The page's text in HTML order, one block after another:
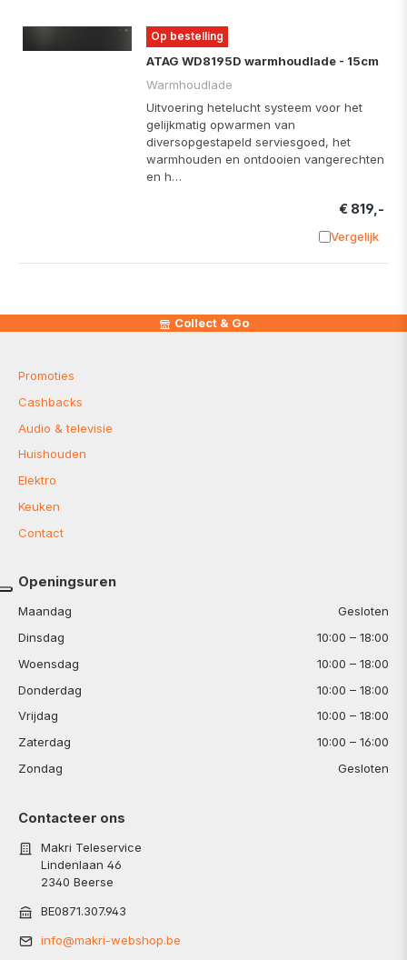
Op bestelling
ATAG WD8195D warmhoudlade - 15cm
Warmhoudlade
Uitvoering hetelucht systeem voor het
gelijkmatig opwarmen van
diversopgestapeld serviesgoed, het
warmhouden en ontdooien vangerechten
en h…
€ 819,-
Vergelijk
Collect & Go
Promoties
Cashbacks
Audio & televisie
Huishouden
Elektro
Keuken
Contact
Openingsuren
Maandag
Gesloten
Dinsdag
10:00 – 18:00
Woensdag
10:00 – 18:00
Donderdag
10:00 – 18:00
Vrijdag
10:00 – 18:00
Zaterdag
10:00 – 16:00
Zondag
Gesloten
Contacteer ons
Makri Teleservice
Lindenlaan 46
2340 Beerse
BE0871.307.943
info@makri-webshop.be